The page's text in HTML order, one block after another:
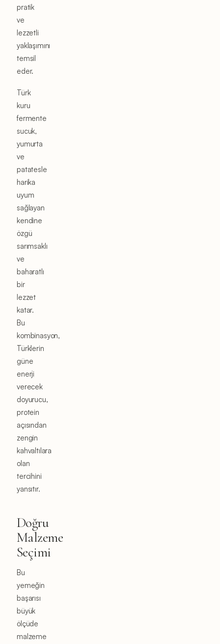
pratik
ve
lezzetli
yaklaşımını
temsil
eder.
Türk
kuru
fermente
sucuk,
yumurta
ve
patatesle
harika
uyum
sağlayan
kendine
özgü
sarımsaklı
ve
baharatlı
bir
lezzet
katar.
Bu
kombinasyon,
Türklerin
güne
enerji
verecek
doyurucu,
protein
açısından
zengin
kahvaltılara
olan
tercihini
yansıtır.
Doğru
Malzeme
Seçimi
Bu
yemeğin
başarısı
büyük
ölçüde
malzeme